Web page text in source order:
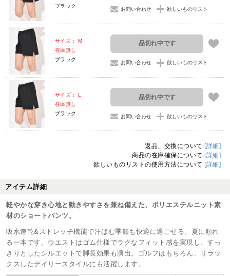
ブラック
お問い合わせ 欲しいものリスト
サイズ： M
在庫無し
ブラック
品切れ中です
お問い合わせ 欲しいものリスト
サイズ： L
在庫無し
ブラック
品切れ中です
お問い合わせ 欲しいものリスト
返品、交換について [詳細]
商品の在庫確保について [詳細]
欲しいものリストの使用方法について [詳細]
アイテム詳細
軽やかな穿き心地と動きやすさを兼ね備えた、ポリエステルニット素
材のショートパンツ。
吸水速乾&ストレッチ機能で汗ばむ季節も快適に過ごせる、夏に頼れ
る一本です。ウエストはゴム仕様でラクなフィット感を実現し、すっ
きりとしたシルエットで脚長効果も演出。ゴルフはもちろん、リラッ
クスしたデイリースタイルにも活躍します。